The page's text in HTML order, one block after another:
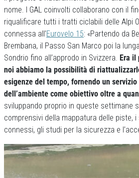
nome. I GAL coinvolti collaborano con il
riqualificare tutti i tratti ciclabili delle Alpi
connessa all’Eurovelo 15: «Partendo da
Brembana, il Passo San Marco poi la
Sondrio fino all’approdo in Svizzera. Era il
noi abbiamo la possibilità di
esigenze del tempo, fornendo un
dell’ambiente come obiettivo oltre a
sviluppando proprio in queste settimane
comprensivi della mappatura delle piste,
connessi, gli studi per la sicurezza e